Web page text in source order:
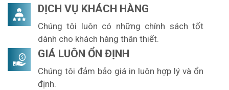
DỊCH VỤ KHÁCH HÀNG
Chúng tôi luôn có những chính sách tốt
dành cho khách hàng thân thiết.
GIÁ LUÔN ỔN ĐỊNH
Chúng tôi đảm bảo giá in luôn hợp lý và ổn
định.